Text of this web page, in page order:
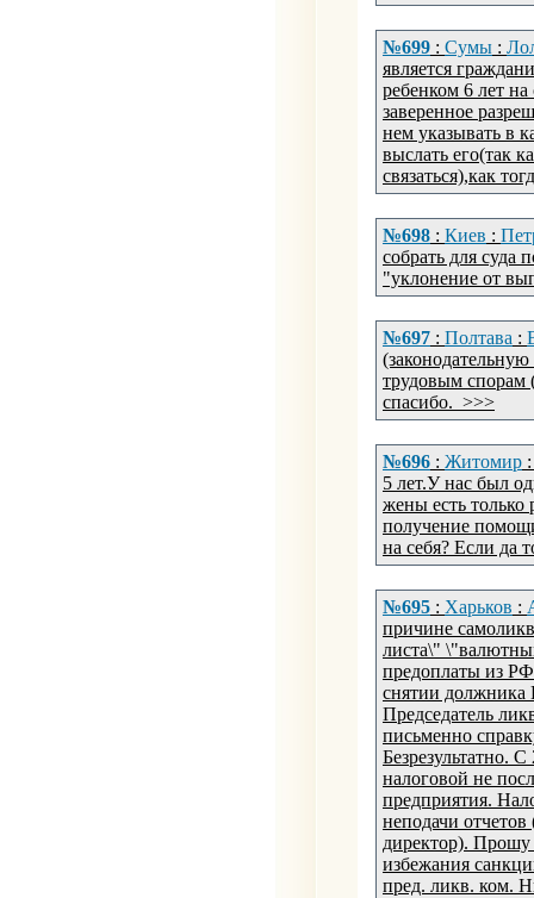
№699 : Сумы :
является
ребенком 6 лет
заверенное
нем указывать в
выслать его(так
связаться),как
№698 : Киев :
собрать для суда
"уклонение от
№697 : Полтава :
трудовым спорам
спасибо. >>>
№696 : Житомир
5 лет.У нас был
жены есть только
получение
на себя? Если да
№695 : Харьков :
причине
листа\"
предоплаты из
снятии должника
Председатель
письменно
Безрезультатно.
налоговой не
предприятия.
неподачи
директор). Прошу
избежания
пред. ликв. ком.